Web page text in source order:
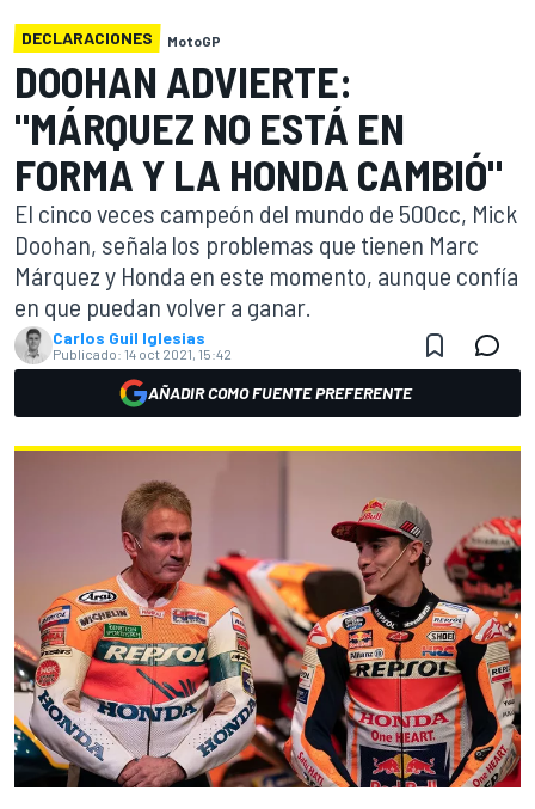
DECLARACIONES MotoGP
DOOHAN ADVIERTE:
"MÁRQUEZ NO ESTÁ EN
FORMA Y LA HONDA CAMBIÓ"
El cinco veces campeón del mundo de 500cc, Mick
Doohan, señala los problemas que tienen Marc
Márquez y Honda en este momento, aunque confía
en que puedan volver a ganar.
Carlos Guil Iglesias
Publicado: 14 oct 2021, 15:42
AÑADIR COMO FUENTE PREFERENTE